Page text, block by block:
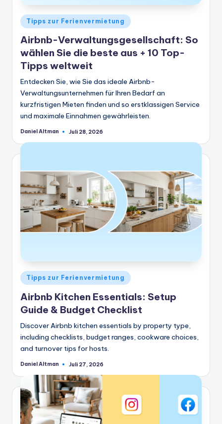
Veröffentlicht
in
Tipps zur Ferienvermietung
Airbnb-Verwaltungsgesellschaft: So
wählen Sie die beste aus + 10 Top-
Tipps weltweit
Entdecken Sie, wie Sie das ideale Airbnb-
Verwaltungsunternehmen für Ihren Bedarf an
kurzfristigen Mieten finden und so erstklassigen Service
und maximale Einnahmen gewährleisten.
Geschrieben
Daniel Altman Juli 28, 2026
Veröffentlicht
in
Tipps zur Ferienvermietung
Airbnb Kitchen Essentials: Setup
Guide & Budget Checklist
Discover Airbnb kitchen essentials by property type,
including checklists, budget ranges, cookware choices,
and turnover tips for hosts.
Geschrieben
Daniel Altman Juli 27, 2026